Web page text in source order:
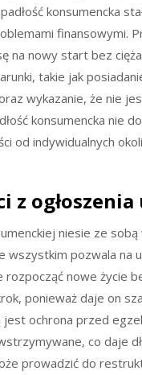
konsumencka
finansowymi.
na nowy start bez
takie jak
wykazanie, że nie
konsumencka nie
od indywidualnych
z
niesie ze
wszystkim pozwala na
nowe życie
ponieważ daje on
ochrona przed
co daje
prowadzić do